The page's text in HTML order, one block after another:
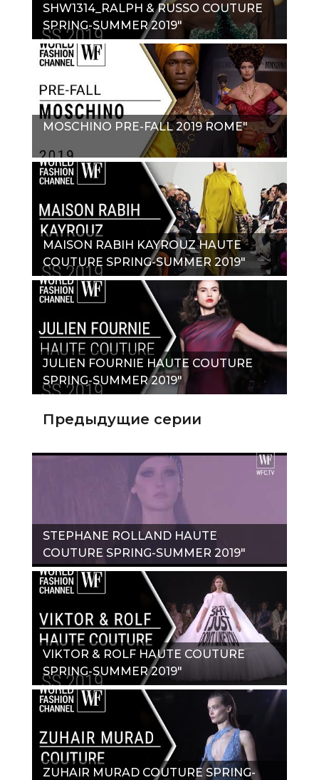
SHW1314_RALPH & RUSSO COUTURE
SPRING-SUMMER 2019"
MOSCHINO PRE-FALL 2019 ROME"
MAISON RABIH KAYROUZ HAUTE
COUTURE SPRING-SUMMER 2019"
JULIEN FOURNIE HAUTE COUTURE
SPRING-SUMMER 2019"
Предыдущие серии
STEPHANE ROLLAND HAUTE
COUTURE SPRING-SUMMER 2019"
VIKTOR & ROLF HAUTE COUTURE
SPRING-SUMMER 2019"
ZUHAIR MURAD COUTURE SPRING-